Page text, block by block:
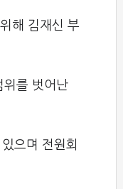
해 김재신 부
위를 벗어난
으며 전원회